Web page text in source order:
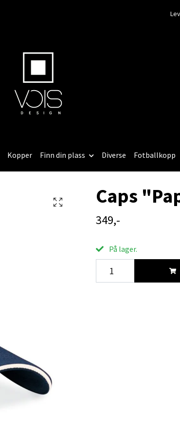
Kopper Finn din plass Diverse Fotballkopp
Caps
349,-
På lager.